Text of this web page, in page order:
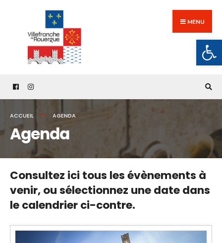
content
MENU
ACCUEIL AGENDA
Agenda
Consultez ici tous les évènements à
venir,ou sélectionnez une date dans
le calendrier ci-contre.